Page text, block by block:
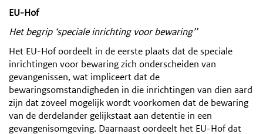
EU-Hof
Het begrip ‘speciale inrichting voor bewaring’’
Het EU-Hof oordeelt in de eerste plaats dat de speciale
inrichtingen voor bewaring zich onderscheiden van
gevangenissen, wat impliceert dat de
bewaringsomstandigheden in die inrichtingen van dien aard
zijn dat zoveel mogelijk wordt voorkomen dat de bewaring
van de derdelander gelijkstaat aan detentie in een
gevangenisomgeving. Daarnaast oordeelt het EU-Hof dat